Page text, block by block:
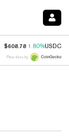
$608.78 1.80%USDC
Price data by